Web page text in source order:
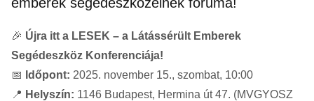
🎉 Újra itt a LESEK – a Látássérült Emberek
Segédeszköz Konferenciája!
📅 Időpont: 2025. november 15., szombat, 10:00
📍 Helyszín: 1146 Budapest, Hermina út 47. (MVGYOSZ